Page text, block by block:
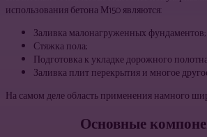
использования бетона М150 являются:
Заливка малонагруженных фундаментов;
Стяжка пола;
Подготовка к укладке дорожного
Заливка плит перекрытия и многое
На самом деле область применения намного
Основные